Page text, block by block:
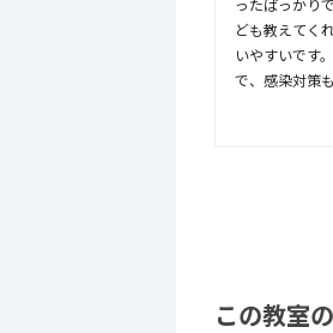
ったばっかり
ども教えてく
いやすいです
で、感染対策
なと思います
す。パソコン
この教室